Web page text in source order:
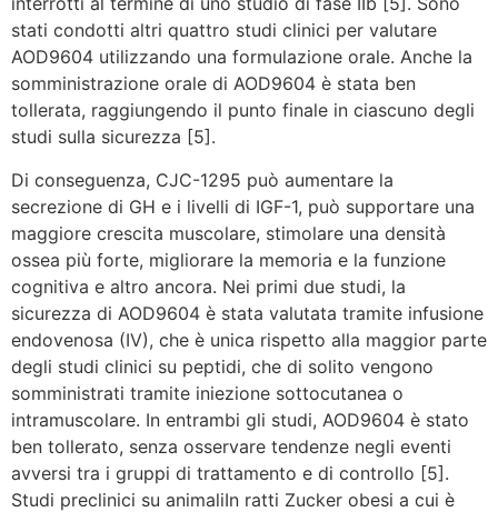
stati condotti altri quattro studi clinici per valutare
AOD9604 utilizzando una formulazione orale. Anche la
somministrazione orale di AOD9604 è stata ben
tollerata, raggiungendo il punto finale in ciascuno degli
studi sulla sicurezza [5].
Di conseguenza, CJC-1295 può aumentare la
secrezione di GH e i livelli di IGF-1, può supportare una
maggiore crescita muscolare, stimolare una densità
ossea più forte, migliorare la memoria e la funzione
cognitiva e altro ancora. Nei primi due studi, la
sicurezza di AOD9604 è stata valutata tramite infusione
endovenosa (IV), che è unica rispetto alla maggior parte
degli studi clinici su peptidi, che di solito vengono
somministrati tramite iniezione sottocutanea o
intramuscolare. In entrambi gli studi, AOD9604 è stato
ben tollerato, senza osservare tendenze negli eventi
avversi tra i gruppi di trattamento e di controllo [5].
Studi preclinici su animaliIn ratti Zucker obesi a cui è